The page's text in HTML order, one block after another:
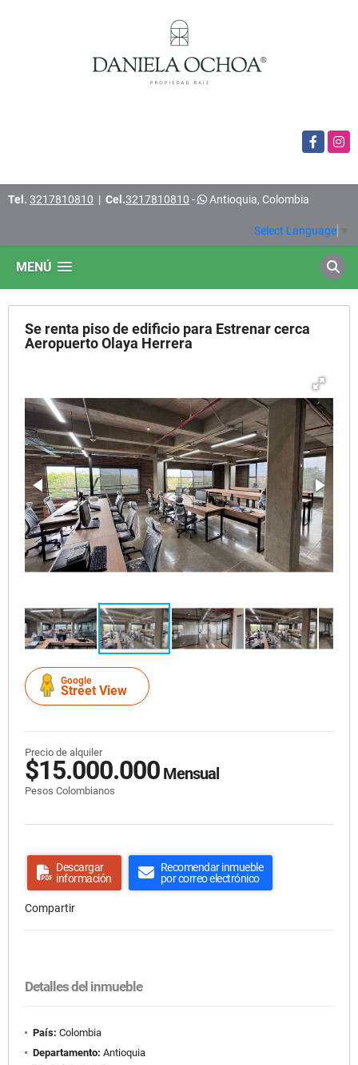
Facebook
Tel. 3217810810 | Cel.3217810810 - Antioquia, Colombia
Select Language
MENÚ
Se renta piso de edificio para Estrenar cerca
Aeropuerto Olaya Herrera
Google
Street View
Precio de alquiler
$15.000.000 Mensual
Pesos Colombianos
Descargar
información
Recomendar inmueble
por correo electrónico
Compartir
Detalles del inmueble
País: Colombia
Departamento: Antioquia